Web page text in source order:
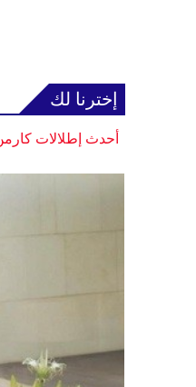
إخترنا لك
أحدث إطلالات